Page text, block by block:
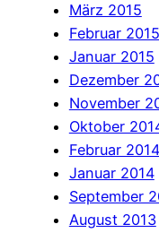
März 2015
Februar 2015
Januar 2015
Dezember
November
Oktober
Februar 2014
Januar 2014
September
August 2013